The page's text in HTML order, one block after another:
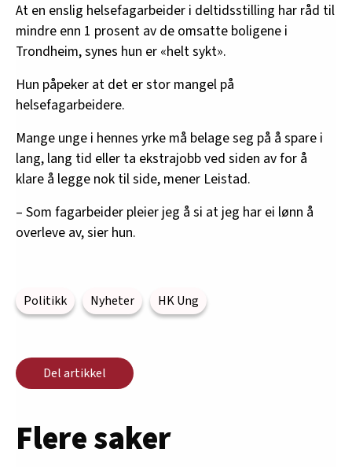
At en enslig helsefagarbeider i deltidsstilling har råd til
mindre enn 1 prosent av de omsatte boligene i
Trondheim, synes hun er «helt sykt».
Hun påpeker at det er stor mangel på
helsefagarbeidere.
Mange unge i hennes yrke må belage seg på å spare i
lang, lang tid eller ta ekstrajobb ved siden av for å
klare å legge nok til side, mener Leistad.
– Som fagarbeider pleier jeg å si at jeg har ei lønn å
overleve av, sier hun.
Politikk Nyheter HK Ung
Del artikkel
Flere saker